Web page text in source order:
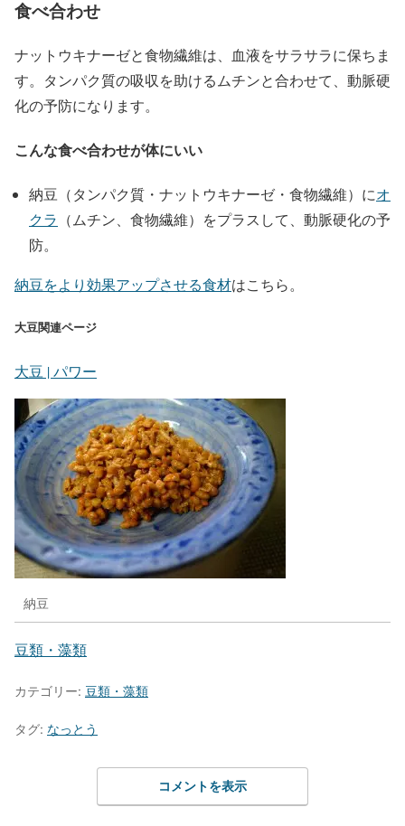
食べ合わせ
ナットウキナーゼと食物繊維は、血液をサラサラに保ちま
す。タンパク質の吸収を助けるムチンと合わせて、動脈硬
化の予防になります。
こんな食べ合わせが体にいい
納豆（タンパク質・ナットウキナーゼ・食物繊維）にオ
クラ （ムチン、食物繊維）をプラスして、動脈硬化の予
防。
納豆をより効果アップさせる食材はこちら。
大豆関連ページ
大豆 | パワー
納豆
豆類・藻類
カテゴリー: 豆類・藻類
タグ: なっとう
コメントを表示